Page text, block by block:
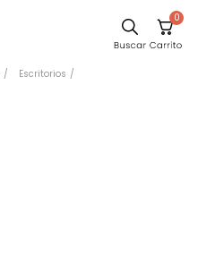
0
Escritorios